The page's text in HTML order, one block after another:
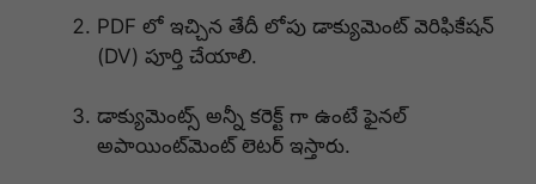
PDF లో ఇచ్చిన తేదీ లోపు డాక్యుమెంట్ వెరిఫికేషన్
(DV) పూర్తి చేయాలి.
డాక్యుమెంట్స్ అన్నీ కరెక్ట్ గా ఉంటే ఫైనల్
అపాయింట్‌మెంట్ లెటర్ ఇస్తారు.